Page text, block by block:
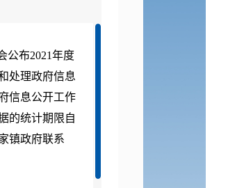
公布2021年度
处理政府信息
信息公开工作
的统计期限自
镇政府联系